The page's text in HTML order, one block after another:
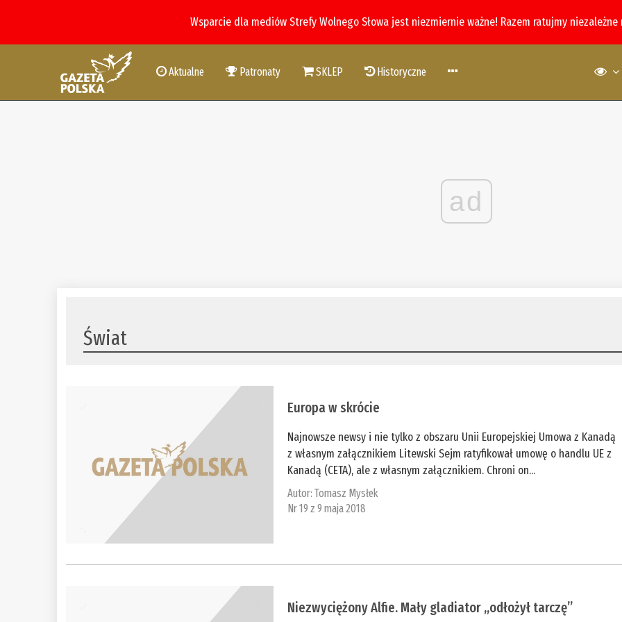
Wsparcie dla mediów Strefy Wolnego Słowa jest niezmiernie ważne! Razem ratujmy
Aktualne Patronaty SKLEP Historyczne
ad
Świat
Europa w skrócie
Najnowsze newsy i nie tylko z obszaru Unii Europejskiej Umowa z Kanadą
z własnym załącznikiem Litewski Sejm ratyfikował umowę o handlu UE z
Kanadą (CETA), ale z własnym załącznikiem. Chroni on...
Autor:Tomasz Mysłek
Nr 19 z 9 maja 2018
Niezwyciężony Alfie. Mały gladiator „odłożył tarczę”